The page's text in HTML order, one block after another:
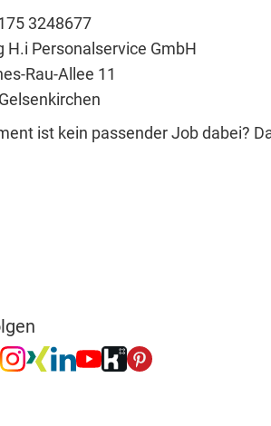
3248677
H.i Personalservice GmbH
Rau-Allee 11
ist kein passender Job dabei?